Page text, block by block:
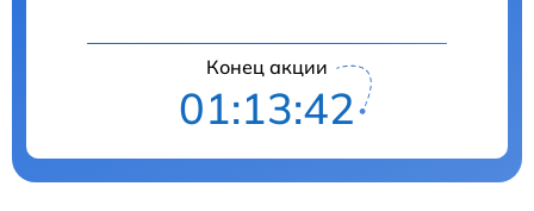
Конец акции
01:13:41